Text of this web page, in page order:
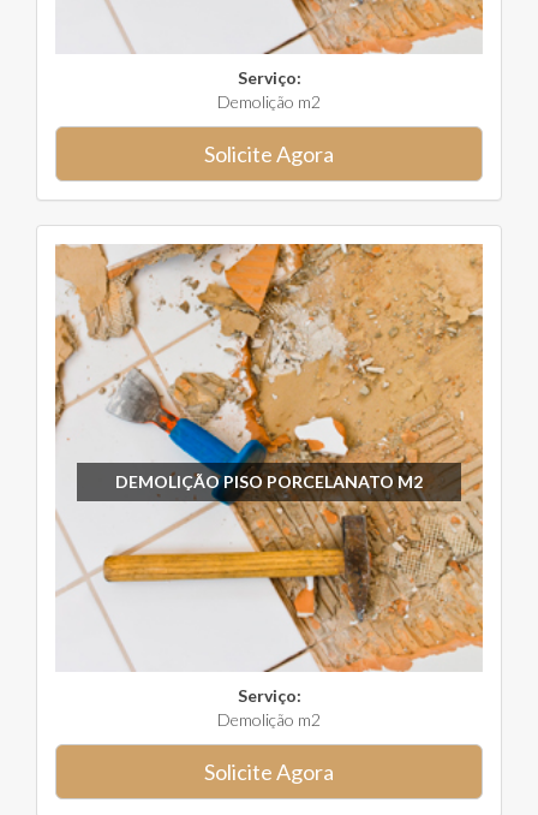
Serviço:
Demolição m2
Solicite Agora
DEMOLIÇÃO PISO PORCELANATO M2
Serviço:
Demolição m2
Solicite Agora